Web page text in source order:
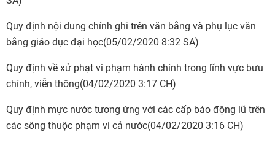
Quy định nội dung chính ghi trên văn bằng và phụ lục văn
bằng giáo dục đại học(05/02/2020 8:32 SA)
Quy định về xử phạt vi phạm hành chính trong lĩnh vực bưu
chính, viễn thông(04/02/2020 3:17 CH)
Quy định mực nước tương ứng với các cấp báo động lũ trên
các sông thuộc phạm vi cả nước(04/02/2020 3:16 CH)